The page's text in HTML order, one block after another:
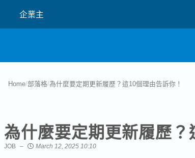
企業主
Home/部落格/為什麼要定期更新履歷？這10個理由告訴你！
為什麼要定期更新履歷？
JOB March 12, 2025 10:10